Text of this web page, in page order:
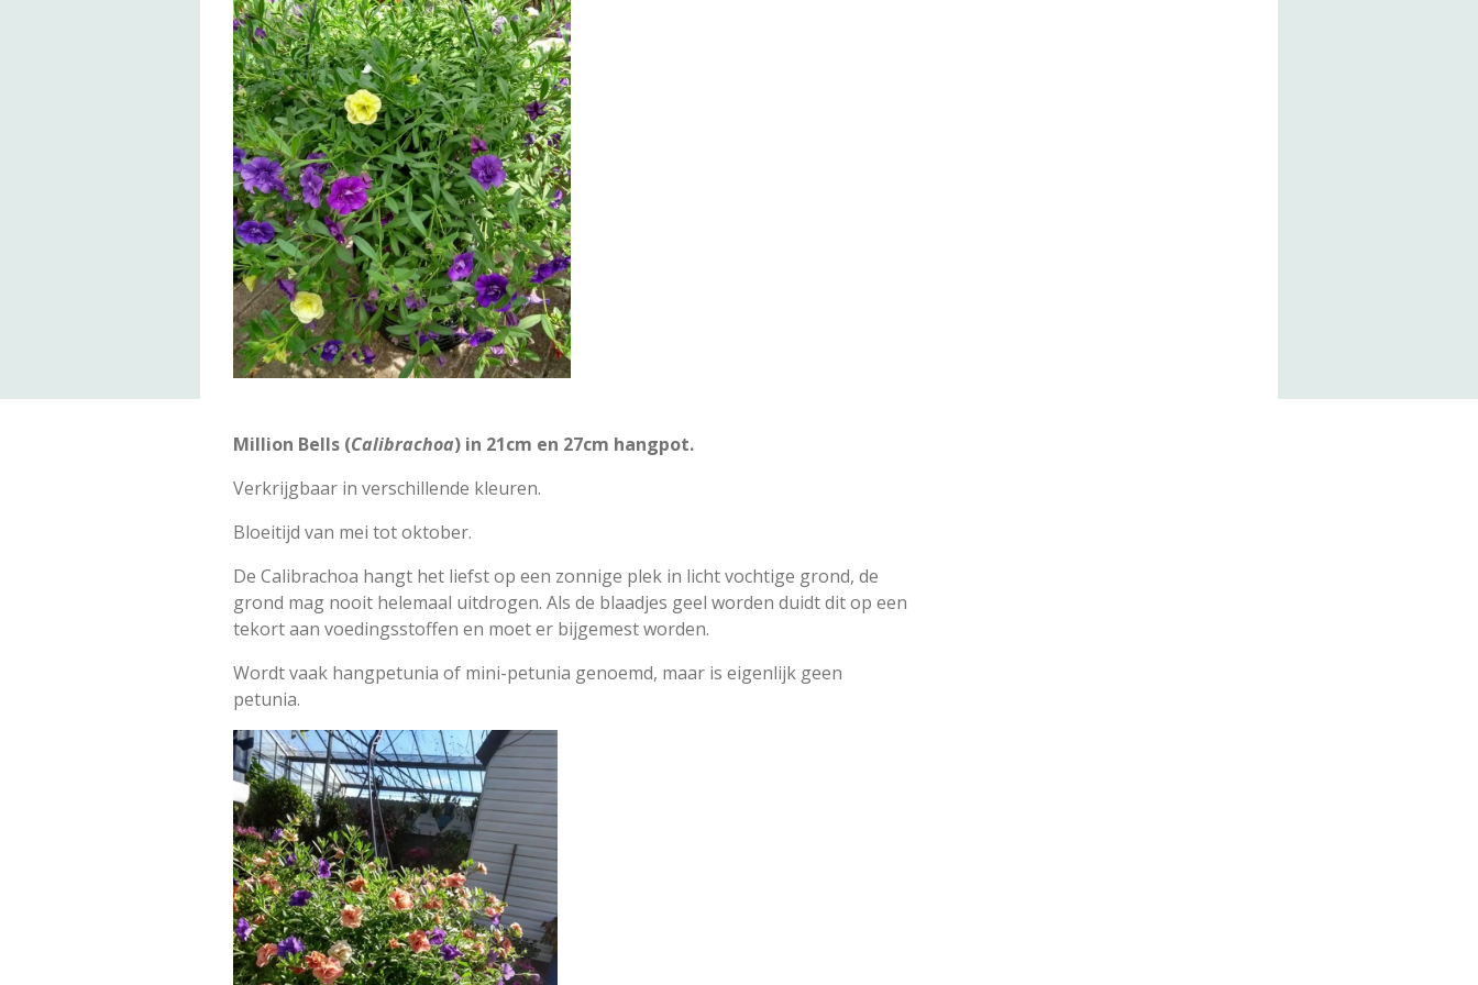
Million Bells (Calibrachoa) in 21cm en 27cm hangpot.
Verkrijgbaar in verschillende kleuren.
Bloeitijd van mei tot oktober.
De Calibrachoa hangt het liefst op een zonnige plek in licht vochtige grond, de
grond mag nooit helemaal uitdrogen. Als de blaadjes geel worden duidt dit op een
tekort aan voedingsstoffen en moet er bijgemest worden.
Wordt vaak hangpetunia of mini-petunia genoemd, maar is eigenlijk geen
petunia.